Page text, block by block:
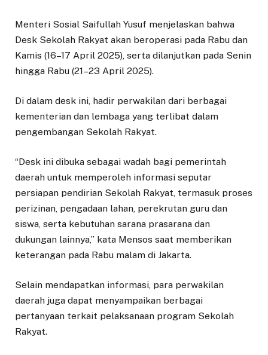
Menteri Sosial Saifullah Yusuf menjelaskan bahwa
Desk Sekolah Rakyat akan beroperasi pada Rabu dan
Kamis (16–17 April 2025), serta dilanjutkan pada Senin
hingga Rabu (21–23 April 2025).
Di dalam desk ini, hadir perwakilan dari berbagai
kementerian dan lembaga yang terlibat dalam
pengembangan Sekolah Rakyat.
“Desk ini dibuka sebagai wadah bagi pemerintah
daerah untuk memperoleh informasi seputar
persiapan pendirian Sekolah Rakyat, termasuk proses
perizinan, pengadaan lahan, perekrutan guru dan
siswa, serta kebutuhan sarana prasarana dan
dukungan lainnya,” kata Mensos saat memberikan
keterangan pada Rabu malam di Jakarta.
Selain mendapatkan informasi, para perwakilan
daerah juga dapat menyampaikan berbagai
pertanyaan terkait pelaksanaan program Sekolah
Rakyat.